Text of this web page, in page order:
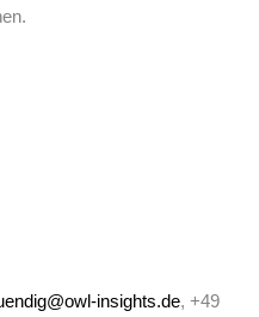
insights.de, +49